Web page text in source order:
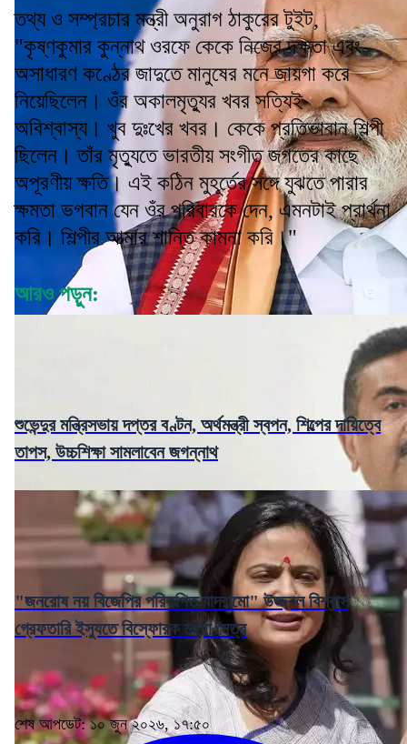
তথ্য ও সম্প্রচার মন্ত্রী অনুরাগ ঠাকুরের টুইট,
"কৃষ্ণকুমার কুন্নাথ ওরফে কেকে নিজের দক্ষতা এবং
অসাধারণ কণ্ঠের জাদুতে মানুষের মনে জায়গা করে
নিয়েছিলেন। ওঁর অকালমৃত্যুর খবর সত্যিই
অবিশ্বাস্য। খুব দুঃখের খবর। কেকে প্রতিভাবান শিল্পী
ছিলেন। তাঁর মৃত্যুতে ভারতীয় সংগীত জগতের কাছে
অপূরণীয় ক্ষতি। এই কঠিন মুহূর্তের সঙ্গে যুঝতে পারার
ক্ষমতা ভগবান যেন ওঁর পরিবারকে দেন, এমনটাই প্রার্থনা
করি। শিল্পীর আত্মার শান্তি কামনা করি।"
আরও পড়ুন:
শুভেন্দুর মন্ত্রিসভায় দপ্তর বণ্টন, অর্থমন্ত্রী স্বপন, শিল্পের দায়িত্বে
তাপস, উচ্চশিক্ষা সামলাবেন জগন্নাথ
"জনরোষ নয় বিজেপির পরিকল্পিত বাদরামো" উজ্জ্বল বিশ্বাস
গ্রেফতারি ইস্যুতে বিস্ফোরক মহুয়া মৈত্র
শেষ আপডেট: ১০ জুন ২০২৬, ১৭:৫০